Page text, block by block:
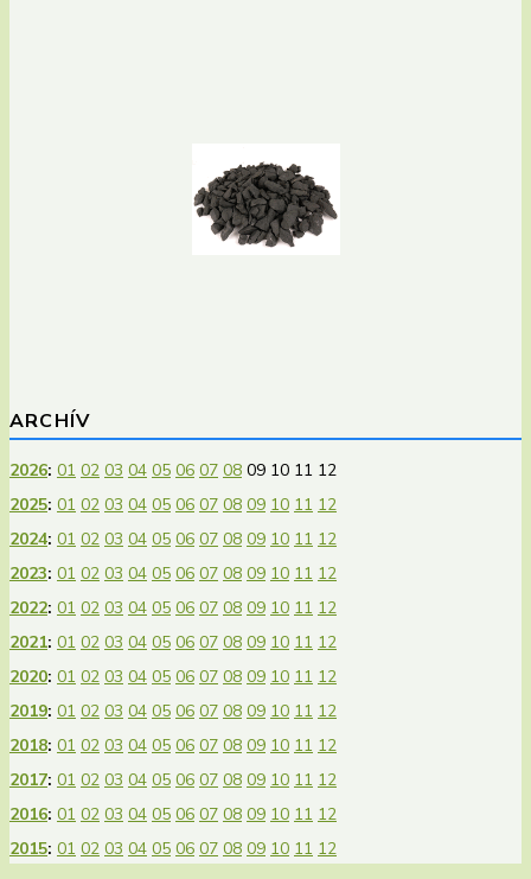
ARCHÍV
2026: 01 02 03 04 05 06 07 08 09 10 11 12
2025: 01 02 03 04 05 06 07 08 09 10 11 12
2024: 01 02 03 04 05 06 07 08 09 10 11 12
2023: 01 02 03 04 05 06 07 08 09 10 11 12
2022: 01 02 03 04 05 06 07 08 09 10 11 12
2021: 01 02 03 04 05 06 07 08 09 10 11 12
2020: 01 02 03 04 05 06 07 08 09 10 11 12
2019: 01 02 03 04 05 06 07 08 09 10 11 12
2018: 01 02 03 04 05 06 07 08 09 10 11 12
2017: 01 02 03 04 05 06 07 08 09 10 11 12
2016: 01 02 03 04 05 06 07 08 09 10 11 12
2015: 01 02 03 04 05 06 07 08 09 10 11 12